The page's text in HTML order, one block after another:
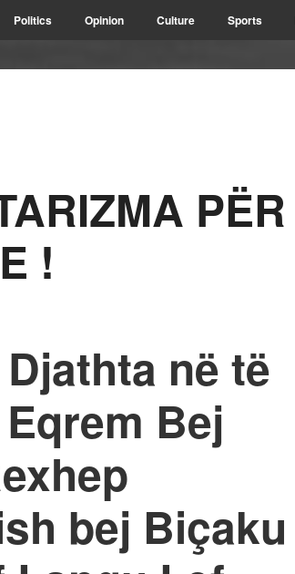
Politics Opinion Culture Sports
PËR
!
në të
Bej
bej Biçaku